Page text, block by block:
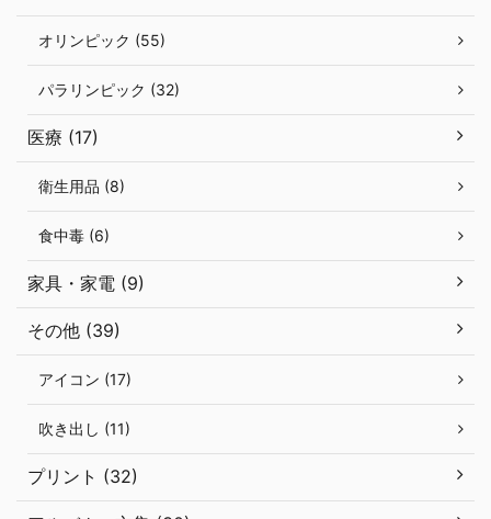
オリンピック (55)
パラリンピック (32)
医療 (17)
衛生用品 (8)
食中毒 (6)
家具・家電 (9)
その他 (39)
アイコン (17)
吹き出し (11)
プリント (32)